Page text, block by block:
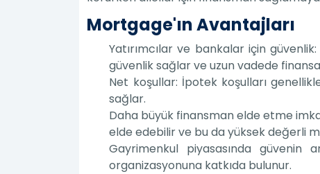
Mortgage'ın Avantajları
Yatırımcılar ve bankalar için
güvenlik sağlar ve uzun vadede
Net koşullar: İpotek koşulları
sağlar.
Daha büyük finansman elde etme
elde edebilir ve bu da yüksek değerli
Gayrimenkul piyasasında güvenin
organizasyonuna katkıda bulunur.